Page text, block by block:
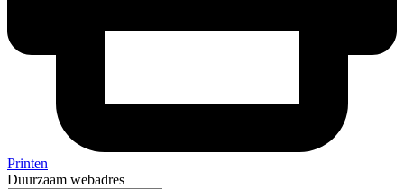
Printen
Duurzaam webadres